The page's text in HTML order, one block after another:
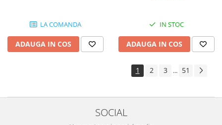
LA COMANDA
ADAUGA IN COS
IN STOC
ADAUGA IN COS
1 2 3 ... 51
SOCIAL